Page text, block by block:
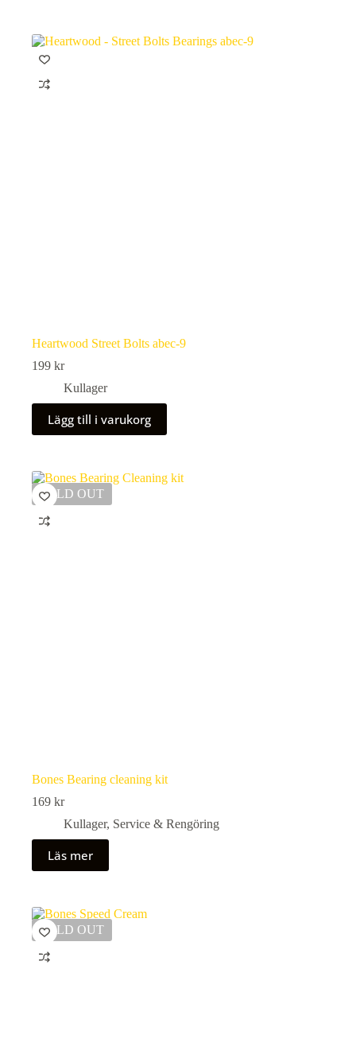
Heartwood Street Bolts abec-9
199 kr
Kullager
Lägg till i varukorg
SOLD OUT
Bones Bearing cleaning kit
169 kr
Kullager, Service & Rengöring
Läs mer
SOLD OUT